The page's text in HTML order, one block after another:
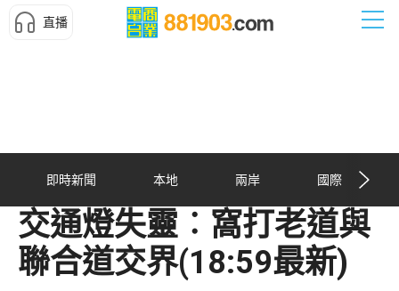
直播
即時新聞 本地 兩岸 國際
交通燈失靈︰窩打老道與
聯合道交界(18:59最新)